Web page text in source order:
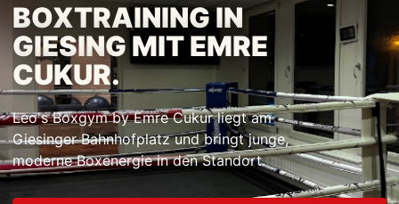
BOXTRAINING IN
GIESING MIT EMRE
CUKUR.
Leo's Boxgym by Emre Cukur liegt am
Giesinger Bahnhofplatz und bringt junge,
moderne Boxenergie in den Standort.